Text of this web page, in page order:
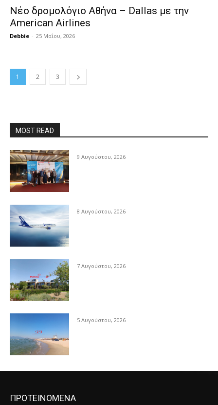
Νέο δρομολόγιο Αθήνα – Dallas με την
American Airlines
Debbie - 25 Μαΐου, 2026
1 2 3
MOST READ
9 Αυγούστου, 2026
8 Αυγούστου, 2026
7 Αυγούστου, 2026
5 Αυγούστου, 2026
ΠΡΟΤΕΙΝΟΜΕΝΑ